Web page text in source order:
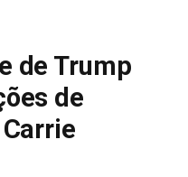
de Trump
de